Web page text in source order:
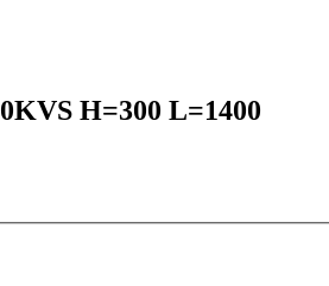
H=300 L=1400